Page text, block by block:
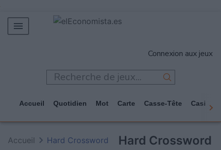
MERCADOS
TECNOLOGÍA
JUEGOS
Connexion aux jeux
Accueil Quotidien Mot Carte Casse-Tête Casino
Hard Crossword
Accueil Hard Crossword